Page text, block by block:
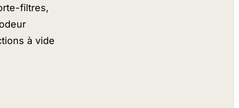
filtres,
à vide